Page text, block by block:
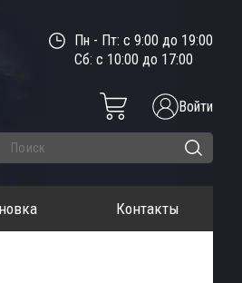
Пн - Пт: с 9:00 до 19:00
Сб: с 10:00 до 17:00
Войти
Контакты